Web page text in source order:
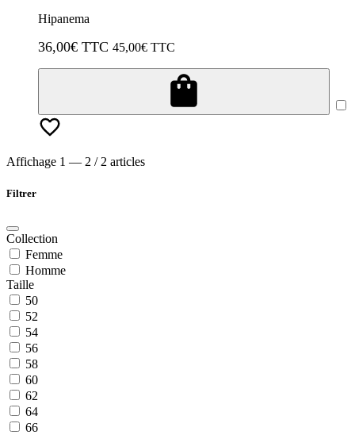
Hipanema
36,00€ TTC 45,00€ TTC
Affichage 1 — 2 / 2 articles
Filtrer
Collection
Femme
Homme
Taille
50
52
54
56
58
60
62
64
66